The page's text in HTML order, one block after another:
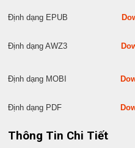
Định dạng EPUB
Định dạng AWZ3
Định dạng MOBI
Định dạng PDF
Thông Tin Chi Tiết